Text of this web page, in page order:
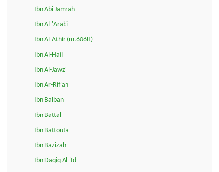
Ibn Abi Jamrah
Ibn Al-'Arabi
Ibn Al-Athir (m.606H)
Ibn Al-Hajj
Ibn Al-Jawzi
Ibn Ar-Rif'ah
Ibn Balban
Ibn Battal
Ibn Battouta
Ibn Bazizah
Ibn Daqiq Al-'Id